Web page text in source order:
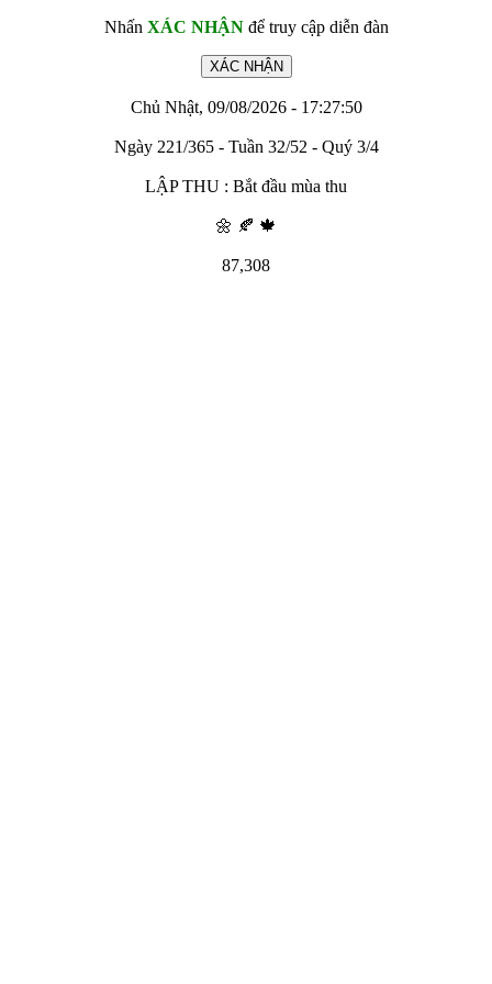
Nhấn XÁC NHẬNđể truy cập diễn đàn
Chủ Nhật, 09/08/2026 - 17:27:50
Ngày 221/365 - Tuần 32/52 - Quý 3/4
LẬP THU : Bắt đầu mùa thu
🌼 🍂 🍁
87,308